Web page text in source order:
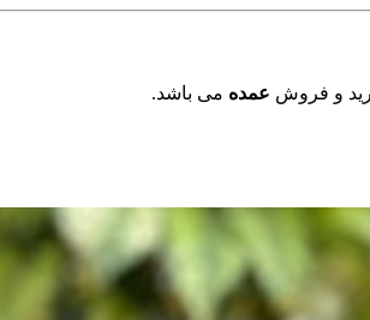
و فروش عمده می باشد.